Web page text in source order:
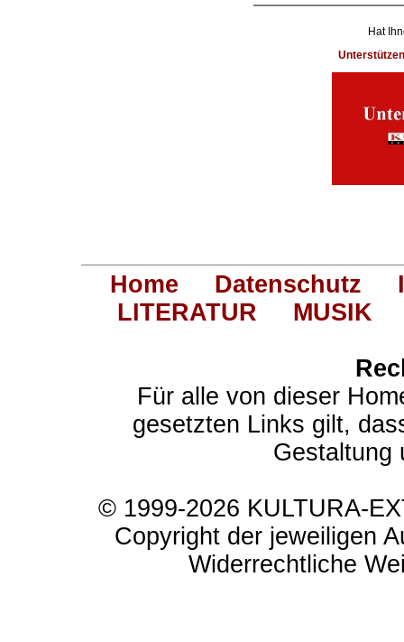
Hat
Home Datenschutz
LITERATUR
MUSIK
Für alle von dieser
gesetzten Links gilt,
Gestaltung
© 1999-2026 KULTURA-
Copyright der jeweiligen
Widerrechtliche